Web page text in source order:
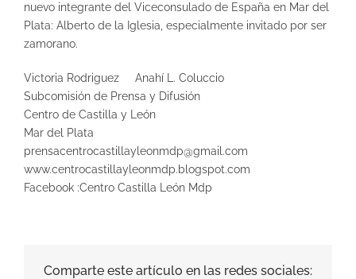
nuevo integrante del Viceconsulado de España en Mar del
Plata: Alberto de la Iglesia, especialmente invitado por ser
zamorano.
Victoria Rodriguez Anahí L. Coluccio
Subcomisión de Prensa y Difusión
Centro de Castilla y León
Mar del Plata
prensacentrocastillayleonmdp@gmail.com
www.centrocastillayleonmdp.blogspot.com
Facebook :Centro Castilla León Mdp
Comparte este artículo en las redes sociales: